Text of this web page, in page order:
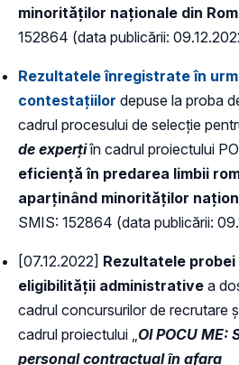
minorităților naționale din
152864 (data publicării:
Rezultatele înregistrate în
contestațiilor depuse la proba
cadrul procesului de selecție
de experțiîn cadrul proiectului
eficiență în predarea limbii
aparținând minorităților
SMIS: 152864 (data publicării:
[07.12.2022] Rezultatele
eligibilității administrative a
cadrul concursurilor de recrutare
cadrul proiectului „ OI POCU ME:
personal contractual în afara